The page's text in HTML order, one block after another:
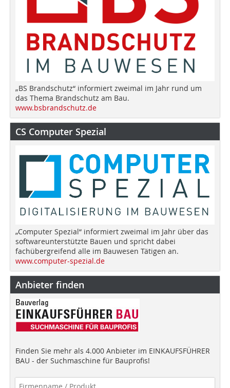
„BS Brandschutz“ informiert zweimal im Jahr rund um
das Thema Brandschutz am Bau.
www.bsbrandschutz.de
CS Computer Spezial
„Computer Spezial“ informiert zweimal im Jahr über das
softwareunterstützte Bauen und spricht dabei
fachübergreifend alle im Bauwesen Tätigen an.
www.computer-spezial.de
Anbieter finden
Finden Sie mehr als 4.000 Anbieter im EINKAUFSFÜHRER
BAU - der Suchmaschine für Bauprofis!